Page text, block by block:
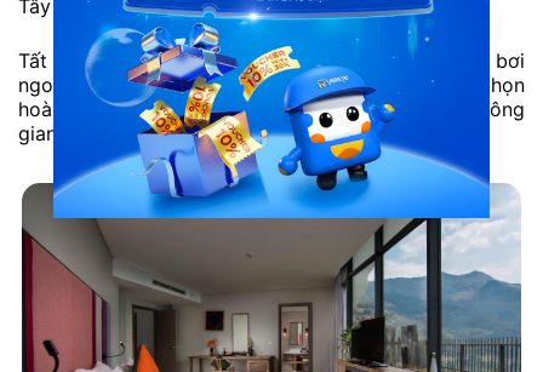
Tây Bắc.
Tất cả các phòng đều có ban công hướng núi, hồ bơi
ngoài trời và khu nhà hàng sang trọng. Đây là lựa chọn
hoàn hảo cho những ai muốn nghỉ dưỡng trong không
gian sang trọng, yên bình.